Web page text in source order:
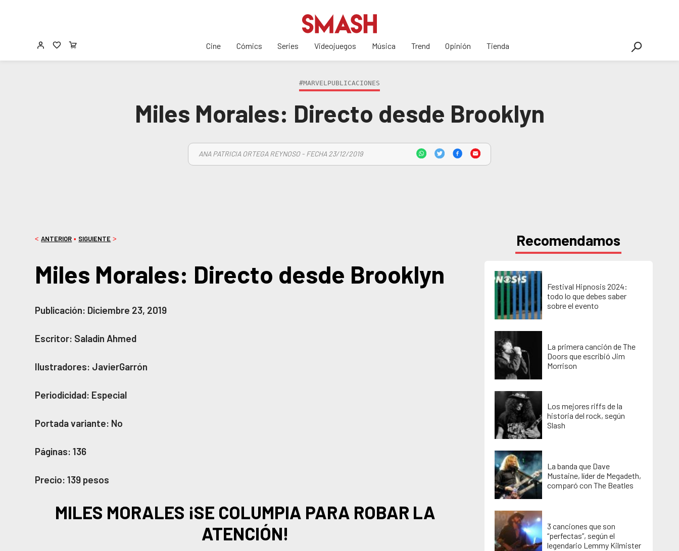
Cine Cómics Series Videojuegos Música Trend Opinión Tienda
#MARVELPUBLICACIONES
Miles Morales: Directo desde Brooklyn
ANA PATRICIA ORTEGA REYNOSO - FECHA 23/12/2019
<ANTERIOR • SIGUIENTE >
Miles Morales: Directo desde Brooklyn
Publicación: Diciembre 23, 2019
Escritor: Saladin Ahmed
Ilustradores: JavierGarrón
Periodicidad: Especial
Portada variante: No
Páginas: 136
Precio: 139 pesos
MILES MORALES ¡SE COLUMPIA PARA ROBAR LA
ATENCIÓN!
Recomendamos
Festival Hipnosis 2024:
todo lo que debes saber
sobre el evento
La primera canción de The
Doors que escribió Jim
Morrison
Los mejores riffs de la
historia del rock, según
Slash
La banda que Dave
Mustaine, líder de Megadeth,
comparó con The Beatles
3 canciones que son
“perfectas”, según el
legendario Lemmy Kilmister